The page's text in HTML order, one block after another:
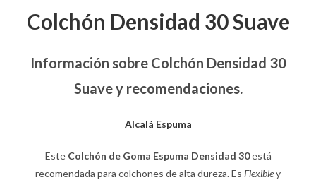
Colchón Densidad 30 Suave
Información sobre Colchón Densidad 30
Suave y recomendaciones.
Alcalá Espuma
Este Colchón de Goma Espuma Densidad 30está
recomendada para colchones de alta dureza. Es Flexibley